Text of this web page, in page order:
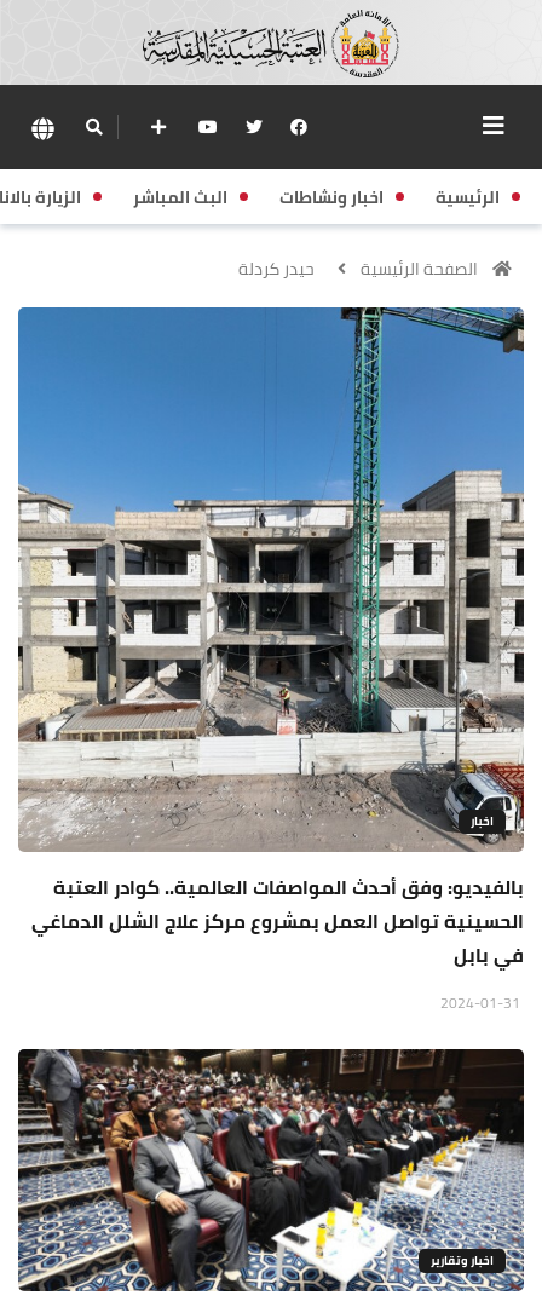
الرئيسية اخبار ونشاطات البث المباشر الزيارة
الصفحة الرئيسية حيدر كردلة
اخبار
بالفيديو: وفق أحدث المواصفات العالمية.. كوادر العتبة
الحسينية تواصل العمل بمشروع مركز علاج الشلل الدماغي
في بابل
اخبار وتقارير